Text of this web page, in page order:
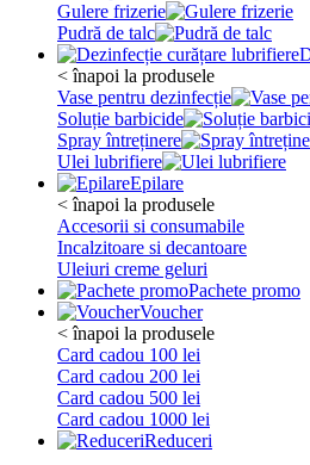
Gulere frizerie
Pudră de talc
< înapoi la produsele
Vase pentru dezinfecție
Soluție barbicide
Spray întreținere
Ulei lubrifiere
Epilare
< înapoi la produsele
Accesorii si consumabile
Incalzitoare si decantoare
Uleiuri creme geluri
Pachete promo
Voucher
< înapoi la produsele
Card cadou 100 lei
Card cadou 200 lei
Card cadou 500 lei
Card cadou 1000 lei
Reduceri